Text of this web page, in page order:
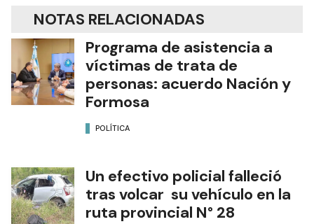
NOTAS RELACIONADAS
Programa de asistencia a
víctimas de trata de
personas: acuerdo Nación y
Formosa
POLÍTICA
Un efectivo policial falleció
tras volcar su vehículo en la
ruta provincial N° 28